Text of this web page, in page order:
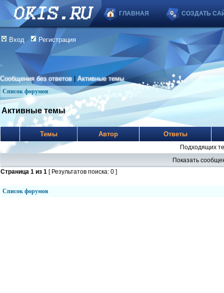
ГЛАВНАЯ СОЗДАТЬ
Вход Регистрация
Сообщения без ответов |Активные темы
Список форумов
Активные темы
Темы Автор Ответы
Подходящих
Показать
Страница 1 из 1 [ Результатов поиска: 0 ]
Список форумов